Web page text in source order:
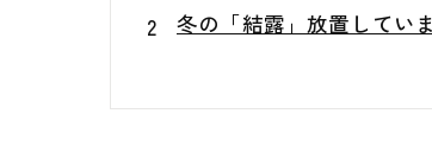
冬の「結露」放置してい